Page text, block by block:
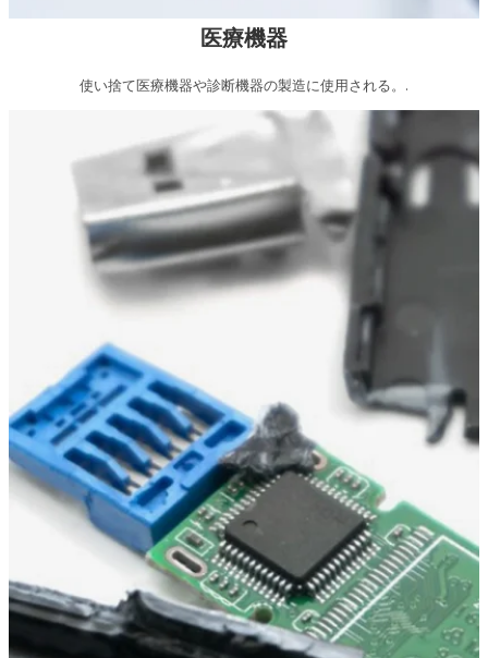
医療機器
使い捨て医療機器や診断機器の製造に使用される。.